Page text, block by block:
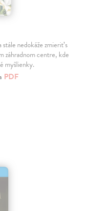
nedokáže zmieriť s
záhradnom centre, kde
myšlienky.
PDF